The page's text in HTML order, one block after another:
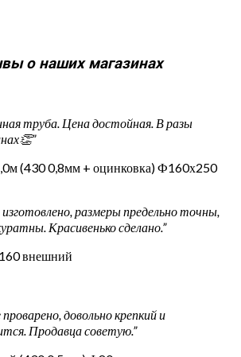
о наших магазинах
труба. Цена достойная. В разы
(430 0,8мм + оцинковка) Ф160х250
размеры предельно точны,
Красивенько сделано.”
внешний
довольно крепкий и
Продавца советую.”